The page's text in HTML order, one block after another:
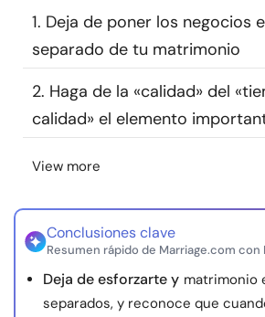
Encuentra un terapeuta
Idioma
Sobre nosotros Contáctanos Escríbenos
nosotros
1. Deja de poner los negocios
separado de tu matrimonio
2. Haga de la «calidad» del
calidad» el elemento
View more
Conclusiones clave
Resumen rápido de Marriage.com con
Deja de esforzarte y matrimonio
separados, y reconoce que